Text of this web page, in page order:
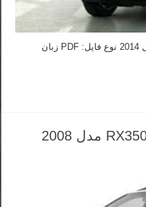
دفترچه راهنمای لکسوس RX350 مدل 2014 نوع فایل: PDF زبان